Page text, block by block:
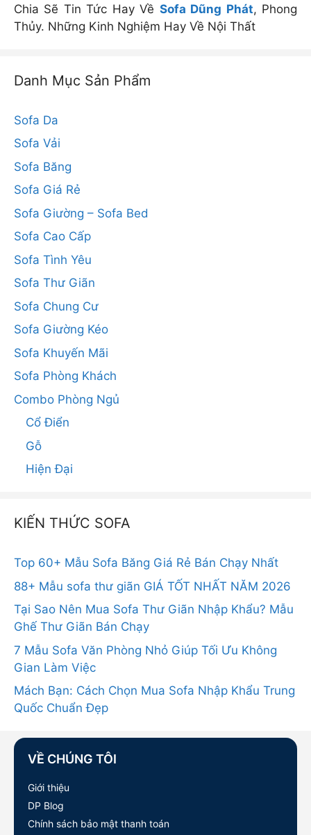
Chia Sẽ Tin Tức Hay Về Sofa Dũng Phát, Phong
Thủy. Những Kinh Nghiệm Hay Về Nội Thất
Danh Mục Sản Phẩm
Sofa Da
Sofa Vải
Sofa Băng
Sofa Giá Rẻ
Sofa Giường – Sofa Bed
Sofa Cao Cấp
Sofa Tình Yêu
Sofa Thư Giãn
Sofa Chung Cư
Sofa Giường Kéo
Sofa Khuyến Mãi
Sofa Phòng Khách
Combo Phòng Ngủ
Cổ Điển
Gỗ
Hiện Đại
KIẾN THỨC SOFA
Top 60+ Mẫu Sofa Băng Giá Rẻ Bán Chạy Nhất
88+ Mẫu sofa thư giãn GIÁ TỐT NHẤT NĂM 2026
Tại Sao Nên Mua Sofa Thư Giãn Nhập Khẩu? Mẫu
Ghế Thư Giãn Bán Chạy
7 Mẫu Sofa Văn Phòng Nhỏ Giúp Tối Ưu Không
Gian Làm Việc
Mách Bạn: Cách Chọn Mua Sofa Nhập Khẩu Trung
Quốc Chuẩn Đẹp
VỀ CHÚNG TÔI
Giới thiệu
DP Blog
Chính sách bảo mật thanh toán